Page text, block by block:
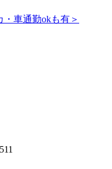
車通勤okも有＞